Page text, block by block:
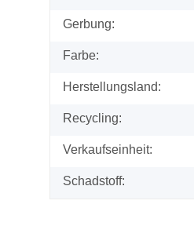
Gerbung:
Farbe:
Herstellungsland:
Recycling:
Verkaufseinheit:
Schadstoff: